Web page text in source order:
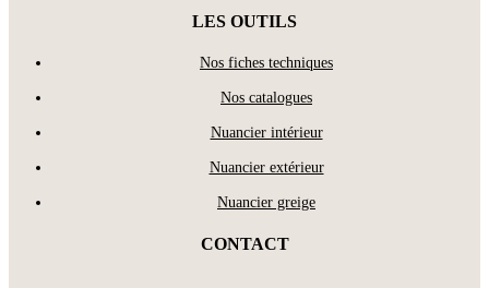
LES OUTILS
Nos fiches techniques
Nos catalogues
Nuancier intérieur
Nuancier extérieur
Nuancier greige
CONTACT